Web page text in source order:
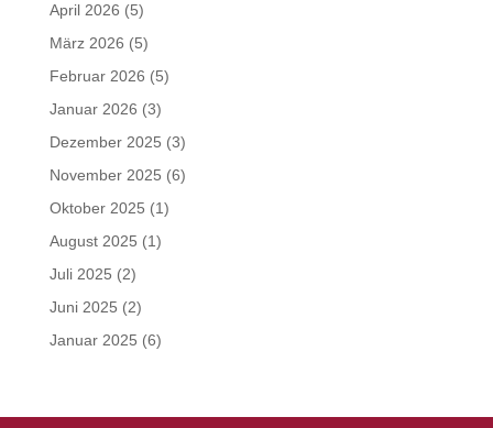
April 2026 (5)
März 2026 (5)
Februar 2026 (5)
Januar 2026 (3)
Dezember 2025 (3)
November 2025 (6)
Oktober 2025 (1)
August 2025 (1)
Juli 2025 (2)
Juni 2025 (2)
Januar 2025 (6)